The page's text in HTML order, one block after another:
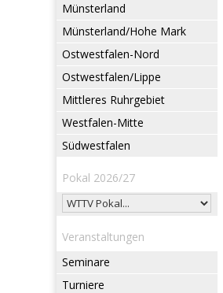
Münsterland
Münsterland/Hohe Mark
Ostwestfalen-Nord
Ostwestfalen/Lippe
Mittleres Ruhrgebiet
Westfalen-Mitte
Südwestfalen
Pokal 2026/27
Veranstaltungen
Seminare
Turniere